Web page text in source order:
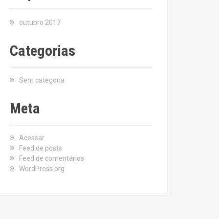
outubro 2017
Categorias
Sem categoria
Meta
Acessar
Feed de posts
Feed de comentários
WordPress.org